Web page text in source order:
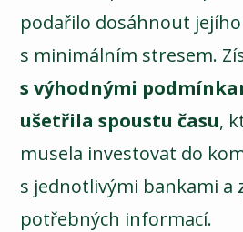
podařilo dosáhnout jejího
s minimálním stresem.
s výhodnými
ušetřila spoustu času,
musela investovat do
s jednotlivými bankami a
potřebných informací.